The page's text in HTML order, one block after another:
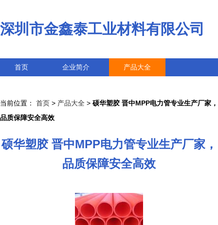
深圳市金鑫泰工业材料有限公司
首页 企业简介 产品大全
当前位置： 首页 > 产品大全 > 硕华塑胶 晋中MPP电力管专业生产厂家，
品质保障安全高效
硕华塑胶 晋中MPP电力管专业生产厂家，
品质保障安全高效